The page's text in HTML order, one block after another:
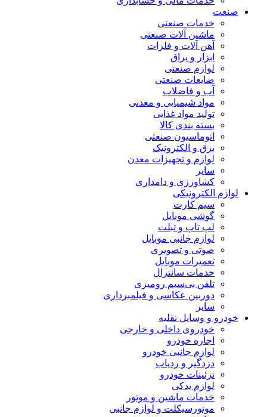
صنعت
خدمات صنعتی
ماشین آلات صنعتی
آهن آلات و فلزات
ابزار و یراق
لوازم صنعتی
ضایعات صنعتی
آب و فاضلاب
مواد شیمیایی و معدنی
تولید مواد غذایی
بسته بندی کالا
اتوماسیون صنعتی
برق و الکترونیک
لوازم و تجهیزات معدن
سایر
کشاورزی و دامداری
لوازم الکترونیکی
سیم کارت
گوشی موبایل
لپ تاپ و تبلت
لوازم جانبی موبایل
صوتی و تصویری
تعمیرات موبایل
خدمات سانترال
تلفن بی‌سیم رومیزی
دوربین عکاسی و فیلمبرداری
سایر
خودرو و وسایل نقلیه
خودروی داخلی و خارجی
اجاره خودرو
لوازم جانبی خودرو
دزدگیر و ردیاب
تزئینات خودرو
لوازم یدکی
خدمات ماشین و موتور
موتورسیکلت و لوازم جانبی